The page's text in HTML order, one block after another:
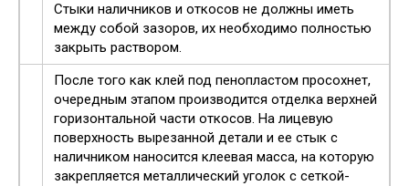
Стыки наличников и откосов не должны иметь
между собой зазоров, их необходимо полностью
закрыть раствором.
После того как клей под пенопластом просохнет,
очередным этапом производится отделка верхней
горизонтальной части откосов. На лицевую
поверхность вырезанной детали и ее стык с
наличником наносится клеевая масса, на которую
закрепляется металлический уголок с сеткой-